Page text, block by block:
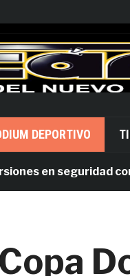
DEPORTIVO
en seguridad